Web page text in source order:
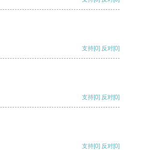
支持[0] 反对[0]
支持[0] 反对[0]
支持[0] 反对[0]